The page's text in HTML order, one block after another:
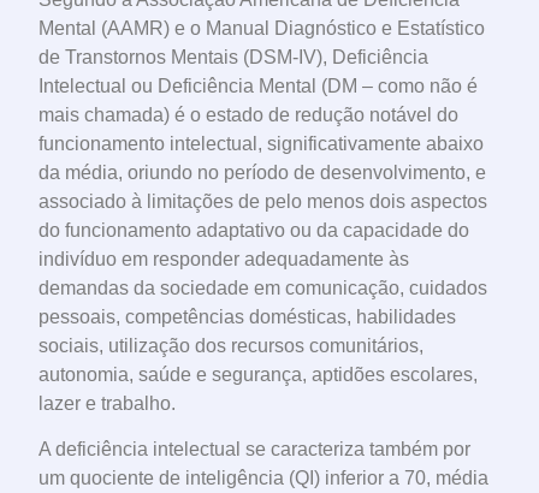
Mental (AAMR) e o Manual Diagnóstico e Estatístico
de Transtornos Mentais (DSM-IV), Deficiência
Intelectual ou Deficiência Mental (DM – como não é
mais chamada) é o estado de redução notável do
funcionamento intelectual, significativamente abaixo
da média, oriundo no período de desenvolvimento, e
associado à limitações de pelo menos dois aspectos
do funcionamento adaptativo ou da capacidade do
indivíduo em responder adequadamente às
demandas da sociedade em comunicação, cuidados
pessoais, competências domésticas, habilidades
sociais, utilização dos recursos comunitários,
autonomia, saúde e segurança, aptidões escolares,
lazer e trabalho.
A deficiência intelectual se caracteriza também por
um quociente de inteligência (QI) inferior a 70, média